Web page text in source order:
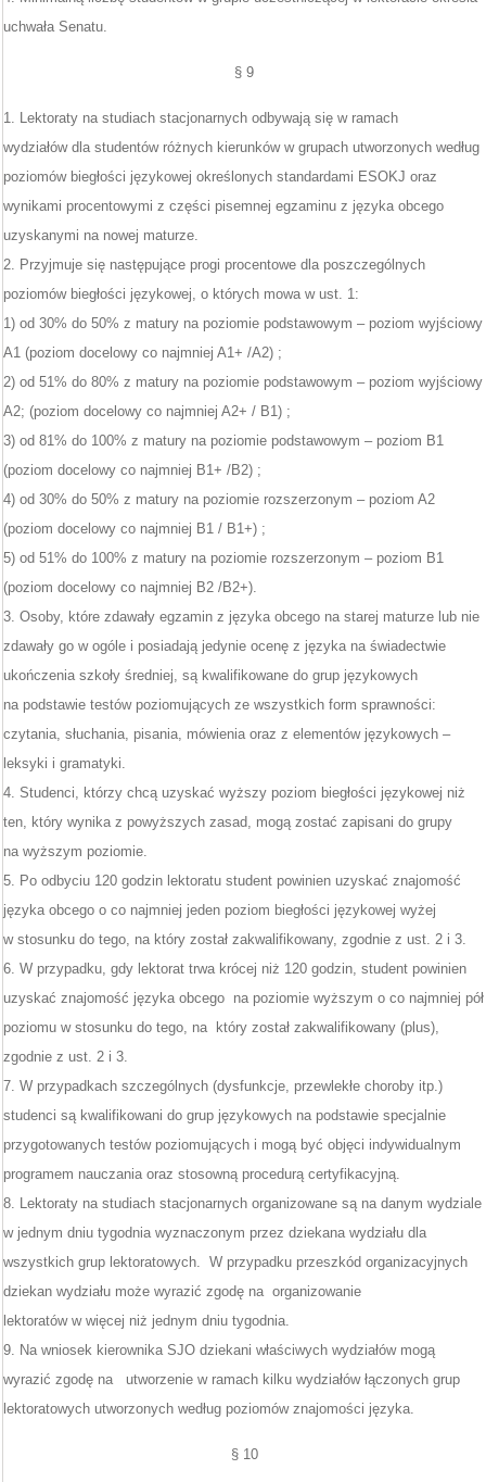
uchwała Senatu.
§ 9
1. Lektoraty na studiach stacjonarnych odbywają się w ramach
wydziałów dla studentów różnych kierunków w grupach utworzonych według
poziomów biegłości językowej określonych standardami ESOKJ oraz
wynikami procentowymi z części pisemnej egzaminu z języka obcego
uzyskanymi na nowej maturze.
2. Przyjmuje się następujące progi procentowe dla poszczególnych
poziomów biegłości językowej, o których mowa w ust. 1:
1) od 30% do 50% z matury na poziomie podstawowym – poziom wyjściowy
A1 (poziom docelowy co najmniej A1+ /A2) ;
2) od 51% do 80% z matury na poziomie podstawowym – poziom wyjściowy
A2; (poziom docelowy co najmniej A2+ / B1) ;
3) od 81% do 100% z matury na poziomie podstawowym – poziom B1
(poziom docelowy co najmniej B1+ /B2) ;
4) od 30% do 50% z matury na poziomie rozszerzonym – poziom A2
(poziom docelowy co najmniej B1 / B1+) ;
5) od 51% do 100% z matury na poziomie rozszerzonym – poziom B1
(poziom docelowy co najmniej B2 /B2+).
3. Osoby, które zdawały egzamin z języka obcego na starej maturze lub nie
zdawały go w ogóle i posiadają jedynie ocenę z języka na świadectwie
ukończenia szkoły średniej, są kwalifikowane do grup językowych
na podstawie testów poziomujących ze wszystkich form sprawności:
czytania, słuchania, pisania, mówienia oraz z elementów językowych –
leksyki i gramatyki.
4. Studenci, którzy chcą uzyskać wyższy poziom biegłości językowej niż
ten, który wynika z powyższych zasad, mogą zostać zapisani do grupy
na wyższym poziomie.
5. Po odbyciu 120 godzin lektoratu student powinien uzyskać znajomość
języka obcego o co najmniej jeden poziom biegłości językowej wyżej
w stosunku do tego, na który został zakwalifikowany, zgodnie z ust. 2 i 3.
6. W przypadku, gdy lektorat trwa krócej niż 120 godzin, student powinien
uzyskać znajomość języka obcego na poziomie wyższym o co najmniej pół
poziomu w stosunku do tego, na który został zakwalifikowany (plus),
zgodnie z ust. 2 i 3.
7. W przypadkach szczególnych (dysfunkcje, przewlekłe choroby itp.)
studenci są kwalifikowani do grup językowych na podstawie specjalnie
przygotowanych testów poziomujących i mogą być objęci indywidualnym
programem nauczania oraz stosowną procedurą certyfikacyjną.
8. Lektoraty na studiach stacjonarnych organizowane są na danym wydziale
w jednym dniu tygodnia wyznaczonym przez dziekana wydziału dla
wszystkich grup lektoratowych. W przypadku przeszkód organizacyjnych
dziekan wydziału może wyrazić zgodę na organizowanie
lektoratów w więcej niż jednym dniu tygodnia.
9. Na wniosek kierownika SJO dziekani właściwych wydziałów mogą
wyrazić zgodę na utworzenie w ramach kilku wydziałów łączonych grup
lektoratowych utworzonych według poziomów znajomości języka.
§ 10